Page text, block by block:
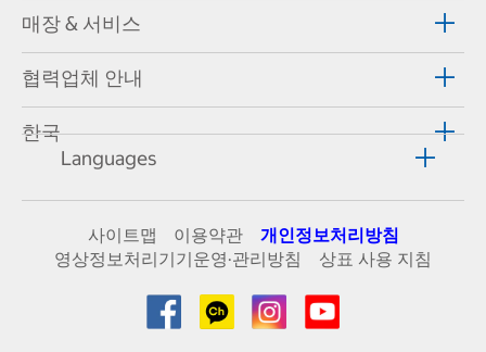
매장 & 서비스
협력업체 안내
한국
Languages
사이트맵 이용약관
개인정보처리방침
영상정보처리기기운영·관리방침
상표 사용 지침